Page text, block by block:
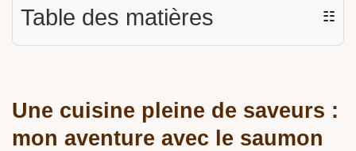
Table des matières ☷
Une cuisine pleine de saveurs :
mon aventure avec le saumon